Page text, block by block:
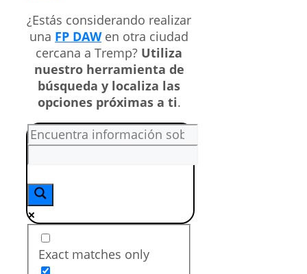
¿Estás considerando realizar
una FP DAWen otra ciudad
cercana a Tremp? Utiliza
nuestro herramienta de
búsqueda y localiza las
opciones próximas a ti.
Exact matches only